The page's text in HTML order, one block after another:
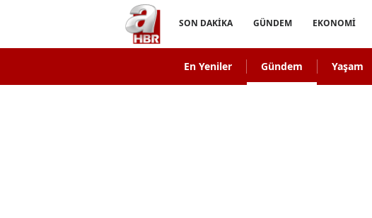
SON DAKİKA GÜNDEM EKONOMİ
En Yeniler Gündem Yaşam